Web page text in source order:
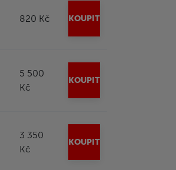
820 Kč KOUPIT
5 500
Kč
KOUPIT
3 350
Kč
KOUPIT